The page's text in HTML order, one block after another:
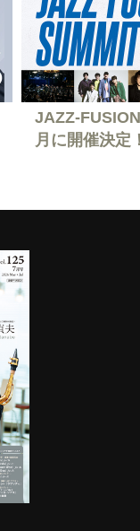
JAZZ-
月に開催決定